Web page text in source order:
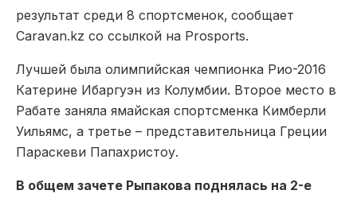
результат среди 8 спортсменок, сообщает
Caravan.kz со ссылкой на Prosports.
Лучшей была олимпийская чемпионка Рио-2016
Катерине Ибаргуэн из Колумбии. Второе место в
Рабате заняла ямайская спортсменка Кимберли
Уильямс, а третье – представительница Греции
Параскеви Папахристоу.
В общем зачете Рыпакова поднялась на 2-е